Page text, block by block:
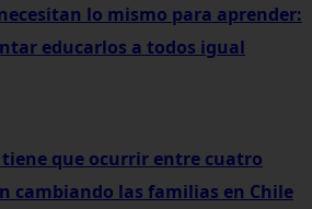
lo mismo para aprender:
educarlos a todos igual
que ocurrir entre cuatro
cambiando las familias en Chile